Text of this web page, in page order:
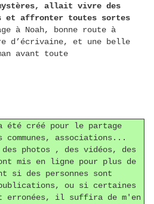
allait vivre des
et affronter toutes sortes
à Noah, bonne route à
d’écrivaine, et une belle
avant toute
été créé pour le partage
associations...
photos , des vidéos, des
mis en ligne pour plus de
si des personnes sont
ou si certaines
erronées, il suffira de m'en